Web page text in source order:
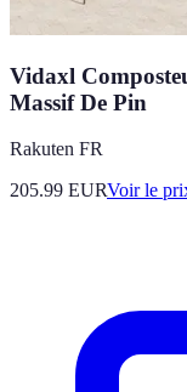
Vidaxl
Massif De Pin
Rakuten FR
205.99 EURVoir le